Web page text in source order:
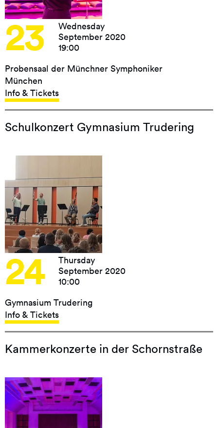
23
Wednesday
September 2020
19:00
Probensaal der Münchner Symphoniker
München
Info & Tickets
Schulkonzert Gymnasium Trudering
24
Thursday
September 2020
10:00
Gymnasium Trudering
Info & Tickets
Kammerkonzerte in der Schornstraße